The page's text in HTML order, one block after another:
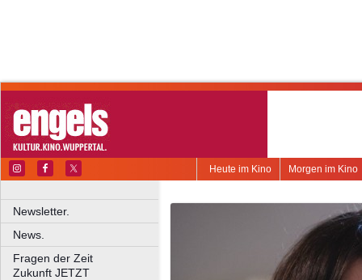
Morgen im Kino
Heute im Kino
Newsletter.
News.
Fragen der Zeit
Zukunft JETZT